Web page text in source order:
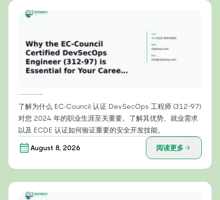
了解为什么 EC-Council 认证 DevSecOps 工程师 (312-97)
对您 2024 年的职业生涯至关重要。了解其优势、就业需求
以及 ECDE 认证如何验证重要的安全开发技能。
August 8, 2026 阅读更多